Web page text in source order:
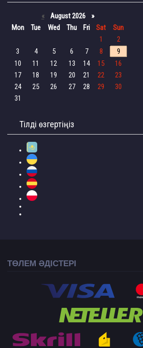
«August 2026 »
Mon
Tue Wed Thu Fri Sat
Sun
1
2
3
4 5 6 7 8
9
10
11 12 13 14 15
16
17
18 19 20 21 22
23
24
25 26 27 28 29
30
31
Тілді өзгертіңіз
ТӨЛЕМ ӘДІСТЕРІ